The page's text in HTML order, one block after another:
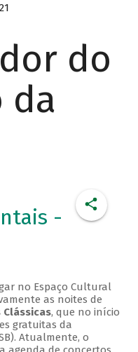
do
da
-
no Espaço Cultural
as noites de
Clássicas, que no início
gratuitas da
Atualmente, o